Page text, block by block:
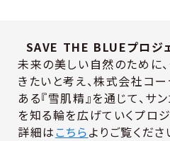
SAVE THE BLUEプロジ
未来の美しい自然のために
きたいと考え、株式会社コ
ある『雪肌精』を通じて、サ
を知る輪を広げていくプロジ
詳細は こちらよりご覧くださ